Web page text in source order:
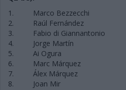
1.
Marco Bezzecchi
2.
Raúl Fernández
3.
Fabio di Giannantonio
4.
Jorge Martín
5.
Ai Ogura
6.
Marc Márquez
7.
Álex Márquez
8.
Joan Mir